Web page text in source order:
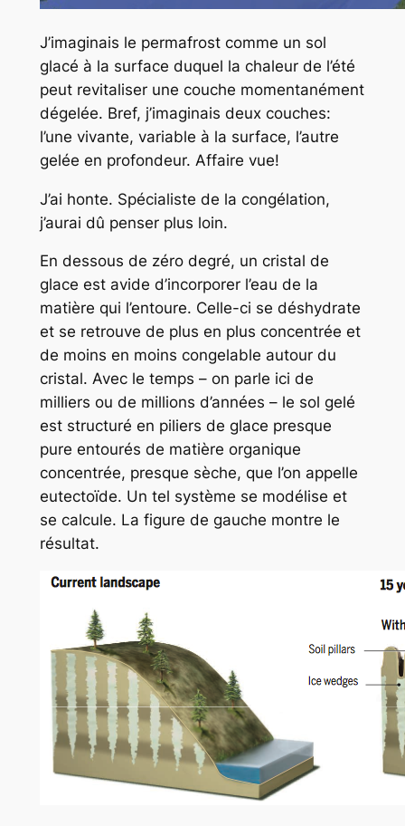
J’imaginais le permafrost comme un sol
glacé à la surface duquel la chaleur de l’été
peut revitaliser une couche momentanément
dégelée. Bref, j’imaginais deux couches:
l’une vivante, variable à la surface, l’autre
gelée en profondeur. Affaire vue!
J’ai honte. Spécialiste de la congélation,
j’aurai dû penser plus loin.
En dessous de zéro degré, un cristal de
glace est avide d’incorporer l’eau de la
matière qui l’entoure. Celle-ci se déshydrate
et se retrouve de plus en plus concentrée et
de moins en moins congelable autour du
cristal. Avec le temps – on parle ici de
milliers ou de millions d’années – le sol gelé
est structuré en piliers de glace presque
pure entourés de matière organique
concentrée, presque sèche, que l’on appelle
eutectoïde. Un tel système se modélise et
se calcule. La figure de gauche montre le
résultat.